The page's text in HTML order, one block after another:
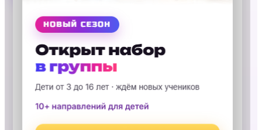
Дыбенко
Будни 11:00–22:00 · Вых 11:00–21:00
+7(921)995-00-19
Звёздная
пр. Юрия Гагарина, 42
Будни 11:00–22:00 · Вых 11:00–21:00